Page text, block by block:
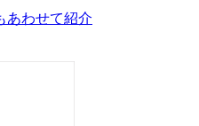
あわせて紹介